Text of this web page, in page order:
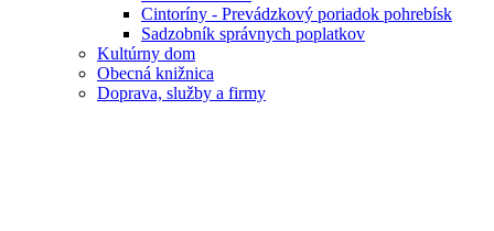
Cintoríny - Prevádzkový poriadok pohrebísk
Sadzobník správnych poplatkov
Kultúrny dom
Obecná knižnica
Doprava, služby a firmy